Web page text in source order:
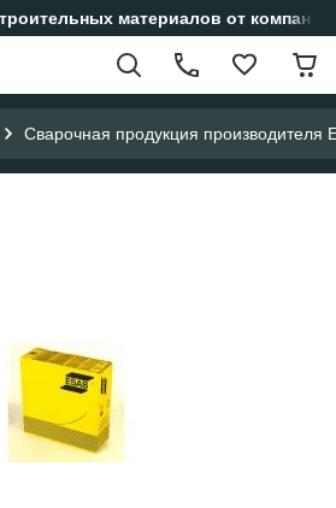
материалов от
Сварочная продукция производителя